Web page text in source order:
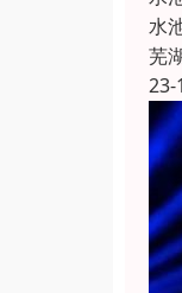
水
芜
23-